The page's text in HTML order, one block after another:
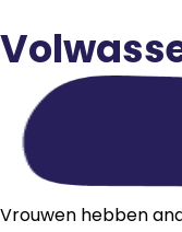
Vrouwen hebben